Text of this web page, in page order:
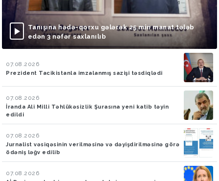
Tanışına hədə-qorxu gələrək 25 min manat tələb
edən 3 nəfər saxlanılıb
07.08.2026
Prezident Tacikistanla imzalanmış sazişi təsdiqlədi
07.08.2026
İranda Ali Milli Təhlükəsizlik Şurasına yeni katib təyin
edildi
07.08.2026
Jurnalist vəsiqəsinin verilməsinə və dəyişdirilməsinə görə
ödəniş ləğv edilib
07.08.2026